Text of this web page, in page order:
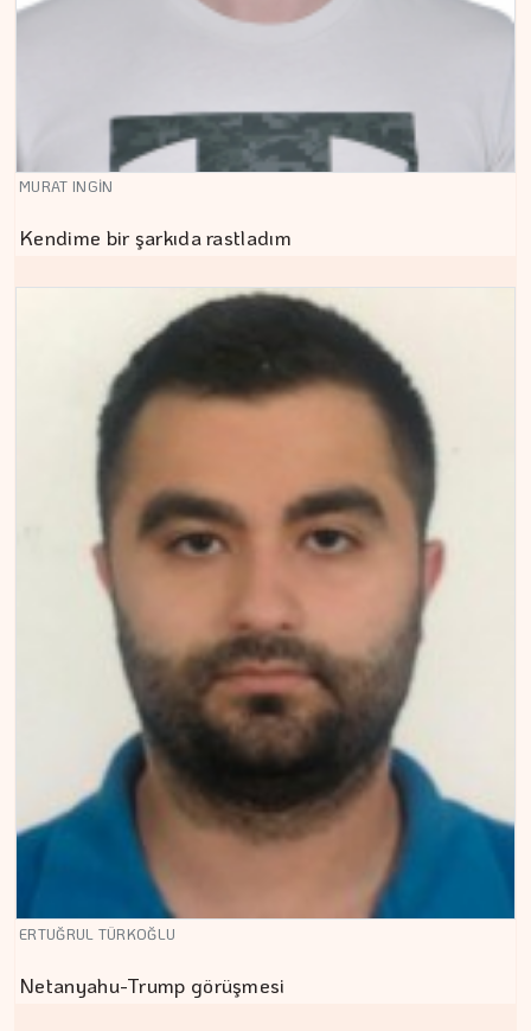
MURAT INGİN
Kendime bir şarkıda rastladım
ERTUĞRUL TÜRKOĞLU
Netanyahu-Trump görüşmesi